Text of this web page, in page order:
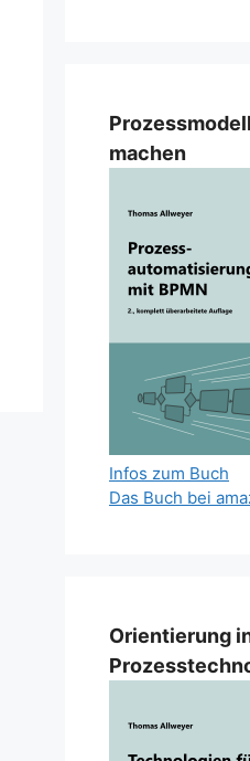
machen
Infos zum Buch
Das Buch bei
Orientierung